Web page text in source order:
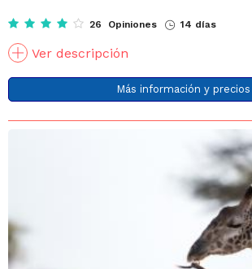
26 Opiniones 14 días
Ver descripción
Más información y precios